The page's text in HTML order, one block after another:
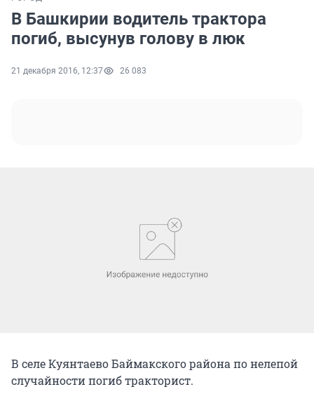
В Башкирии водитель трактора
погиб, высунув голову в люк
21 декабря 2016, 12:37 26 083
В селе Куянтаево Баймакского района по нелепой
случайности погиб тракторист.